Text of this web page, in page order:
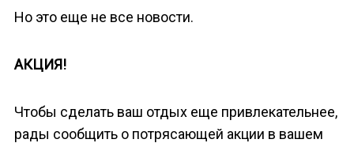
Но это еще не все новости.
АКЦИЯ!
Чтобы сделать ваш отдых еще привлекательнее,
рады сообщить о потрясающей акции в вашем